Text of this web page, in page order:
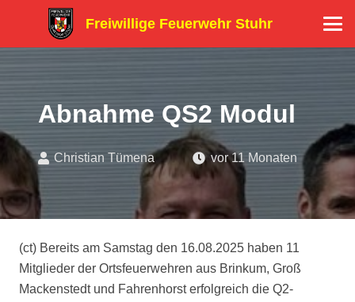
Freiwillige Feuerwehr Stuhr
Abnahme QS2 Modul
Christian Tümena vor 11 Monaten
(ct) Bereits am Samstag den 16.08.2025 haben 11
Mitglieder der Ortsfeuerwehren aus Brinkum, Groß
Mackenstedt und Fahrenhorst erfolgreich die Q2-